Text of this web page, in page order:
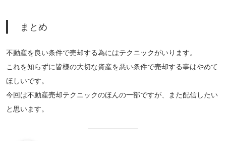
まとめ
不動産を良い条件で売却する為にはテクニックがいります。
これを知らずに皆様の大切な資産を悪い条件で売却する事はやめて
ほしいです。
今回は不動産売却テクニックのほんの一部ですが、また配信したい
と思います。